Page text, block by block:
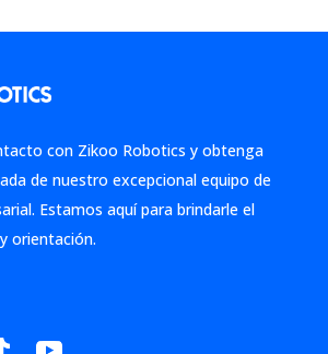
con Zikoo Robotics y obtenga
de nuestro excepcional equipo de
Estamos aquí para brindarle el
orientación.